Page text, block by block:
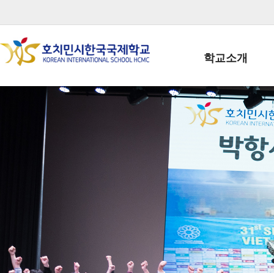
학교소개
학교장인사말
학생회장인사말
학교상징
학교 CI
교직원현황
학생현황
위치/전화
전경사진